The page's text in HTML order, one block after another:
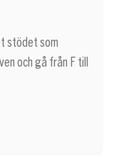
stödet som
och gå från F till